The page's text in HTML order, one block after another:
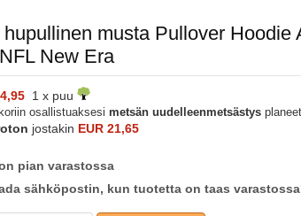
musta Pullover Hoodie
New Era
1 x puu
osallistuaksesi metsän uudelleenmetsästys
jostakin EUR 21,65
pian varastossa
sähköpostin, kun tuotetta on taas